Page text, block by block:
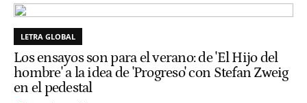
LETRA GLOBAL
Los ensayos son para el verano: de 'El Hijo del
hombre' a la idea de 'Progreso' con Stefan Zweig
en el pedestal